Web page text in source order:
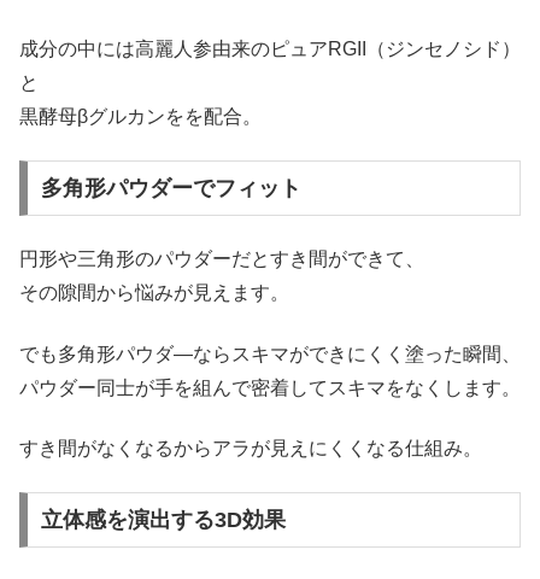
成分の中には高麗人参由来のピュアRGII（ジンセノシド）
と
黒酵母βグルカンをを配合。
多角形パウダーでフィット
円形や三角形のパウダーだとすき間ができて、
その隙間から悩みが見えます。
でも多角形パウダ―ならスキマができにくく塗った瞬間、
パウダー同士が手を組んで密着してスキマをなくします。
すき間がなくなるからアラが見えにくくなる仕組み。
立体感を演出する3D効果